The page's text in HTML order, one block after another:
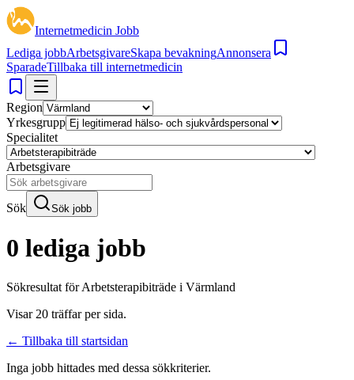
Internetmedicin Jobb
Lediga jobbArbetsgivareSkapa bevakningAnnonsera
SparadeTillbaka till internetmedicin
Region
Yrkesgrupp
Specialitet
Arbetsgivare
Sök Sök jobb
0 lediga jobb
Sökresultat förArbetsterapibiträde i Värmland
Visar 20 träffar per sida.
← Tillbaka till startsidan
Inga jobb hittades med dessa sökkriterier.